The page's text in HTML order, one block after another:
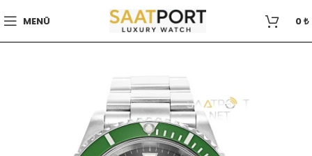
MENÜ 0₺